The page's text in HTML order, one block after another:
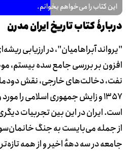
این کتاب را می‌خواهم بخوانم.
دربارۀ کتاب تاریخ ایران مدرن
"یرواند آبراهامیان"، در ارزیابی
افزون بر بررسی جامع سده بیستم،
نفت، دخالت‌های خارجی، نقش
1357 و زایش جمهوری اسلامی را
است. ایران در این بین تجربیات
از جمله می‌بایست به جنگ
جامعه در سه دههٔ اخیر و از همه